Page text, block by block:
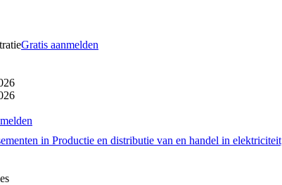
Gratis aanmelden
in Productie en distributie van en handel in